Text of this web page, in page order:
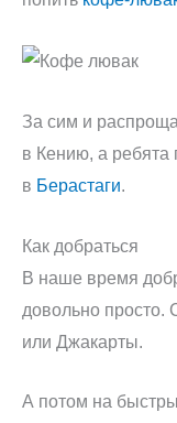
За сим и
в Кению, а ребята
в Берастаги.
Как добраться
В наше время
довольно просто.
или Джакарты.
А потом на